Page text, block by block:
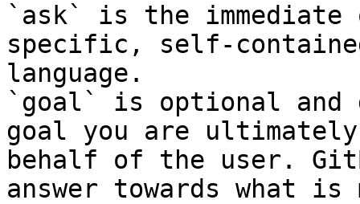
`ask` is the
specific, self-
language.
`goal` is optional and
goal you are
behalf of the user.
answer towards what